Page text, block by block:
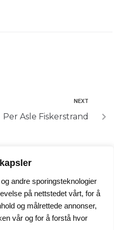
andre sporingsteknologier
på nettstedet vårt, for å
og målrettede annonser,
vår og for å forstå hvor
NEXT
Per Asle Fiskerstrand
95 247 247